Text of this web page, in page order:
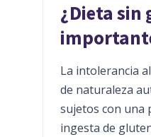
¿Dieta sin
La intolerancia
de naturaleza
sujetos con una
ingesta de